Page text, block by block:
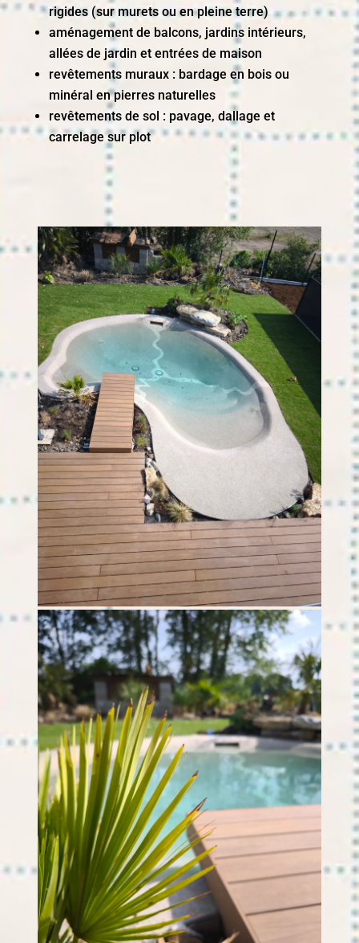
rigides (sur murets ou en pleine terre)
aménagement de balcons, jardins intérieurs,
allées de jardin et entrées de maison
revêtements muraux : bardage en bois ou
minéral en pierres naturelles
revêtements de sol : pavage, dallage et
carrelage sur plot